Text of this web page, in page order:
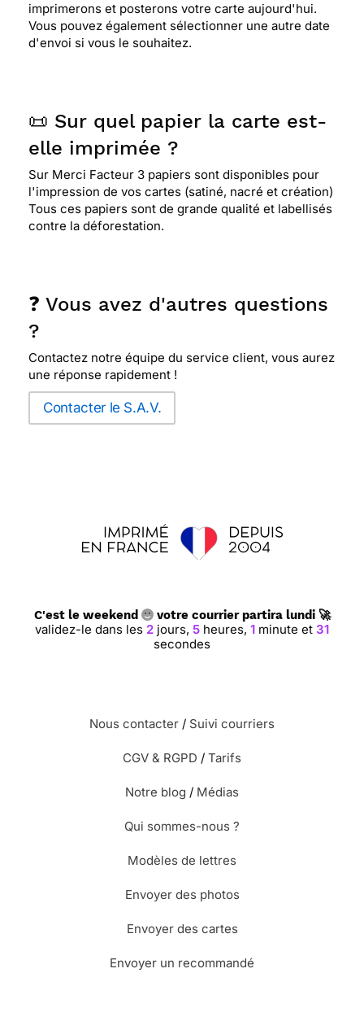
⭐⭐⭐⭐⭐ Le 23/01/2019 : ras
⭐⭐⭐⭐
Le 23/11/2018 : Je trouve que c'est très
depuis son domicile. J'attends de voir si les délais
sont respectés
⭐⭐⭐⭐ Le 02/11/2018 : Marrante pour un adulte
imprimerons et posterons votre carte aujourd'hui.
Vous pouvez également sélectionner une autre date
d'envoi si vous le souhaitez.
📜 Sur quel papier la carte est-
elle imprimée ?
Sur Merci Facteur 3 papiers sont disponibles pour
l'impression de vos cartes (satiné, nacré et création)
Tous ces papiers sont de grande qualité et labellisés
contre la déforestation.
❓ Vous avez d'autres questions
?
Contactez notre équipe du service client, vous aurez
une réponse rapidement !
Contacter le S.A.V.
C'est le weekend votre courrier partira lundi 🚀
validez-le dans les 2jours, 5heures, 1minute et 30
secondes
Nous contacter / Suivi courriers
CGV & RGPD / Tarifs
Notre blog / Médias
Qui sommes-nous ?
Modèles de lettres
Envoyer des photos
Envoyer des cartes
Envoyer un recommandé